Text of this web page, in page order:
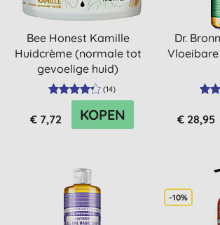
Bee Honest Kamille
Huidcrème (normale tot
gevoelige huid)
(14)
€ 7,72 KOPEN
Dr.
€ 28,95
-10%